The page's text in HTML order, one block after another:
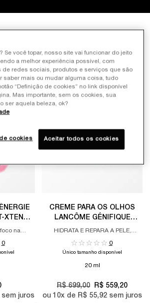
20 produtos
XTEND
na
0
sem juros
20%OFF
CREME PARA OS OLHOS
LANCÔME GÉNIFIQUE
ULTIMATE YEUX
HIDRATA E REPARA A PELE,
JOVEM E RADIANTE
0
Único tamanho disponível
20 ml
Old price
R$ 699,00 New price
R$ 559,20
ou 10x de R$ 55,92 sem juros
Se você topar, nosso site vai funcionar do jeito
a melhor experiência possível, com
de redes sociais, produtos e serviços que são
saber mais ou mudar alguma coisa, tudo
“Definição de cookies” no link disponível
Mas importante, sem os cookies, sua
ser aquela beleza, ok?
cookies Aceitar todos os cookies